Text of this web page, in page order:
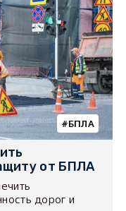
БПЛА
от БПЛА
дорог и